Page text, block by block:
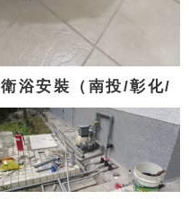
衛浴安裝（南投/彰化/
台中)